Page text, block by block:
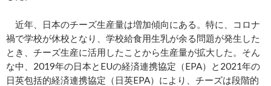
近年、日本のチーズ生産量は増加傾向にある。特に、コロナ
禍で学校が休校となり、学校給食用生乳が余る問題が発生した
とき、チーズ生産に活用したことから生産量が拡大した。そん
な中、2019年の日本とEUの経済連携協定（EPA）と2021年の
日英包括的経済連携協定（日英EPA）により、チーズは段階的